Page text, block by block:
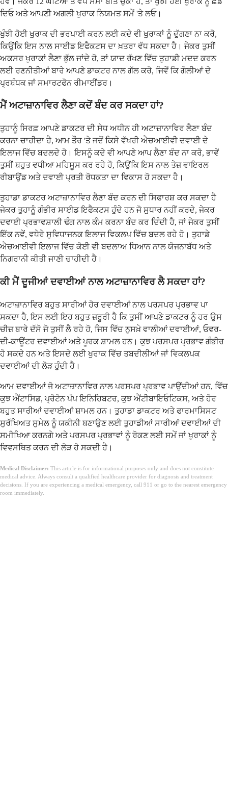
ਦਿਓ ਅਤੇ ਆਪਣੀ ਅਗਲੀ ਖੁਰਾਕ ਨਿਯਮਤ ਸਮੇਂ 'ਤੇ ਲਓ।
ਖੁੰਝੀ ਹੋਈ ਖੁਰਾਕ ਦੀ ਭਰਪਾਈ ਕਰਨ ਲਈ ਕਦੇ ਵੀ ਖੁਰਾਕਾਂ ਨੂੰ ਦੁੱਗਣਾ ਨਾ ਕਰੋ,
ਕਿਉਂਕਿ ਇਸ ਨਾਲ ਸਾਈਡ ਇਫੈਕਟਸ ਦਾ ਖ਼ਤਰਾ ਵੱਧ ਸਕਦਾ ਹੈ। ਜੇਕਰ ਤੁਸੀਂ
ਅਕਸਰ ਖੁਰਾਕਾਂ ਲੈਣਾ ਭੁੱਲ ਜਾਂਦੇ ਹੋ, ਤਾਂ ਯਾਦ ਰੱਖਣ ਵਿੱਚ ਤੁਹਾਡੀ ਮਦਦ ਕਰਨ
ਲਈ ਰਣਨੀਤੀਆਂ ਬਾਰੇ ਆਪਣੇ ਡਾਕਟਰ ਨਾਲ ਗੱਲ ਕਰੋ, ਜਿਵੇਂ ਕਿ ਗੋਲੀਆਂ ਦੇ
ਪ੍ਰਬੰਧਕ ਜਾਂ ਸਮਾਰਟਫੋਨ ਰੀਮਾਈਂਡਰ।
ਮੈਂ ਅਟਾਜ਼ਾਨਾਵਿਰ ਲੈਣਾ ਕਦੋਂ ਬੰਦ ਕਰ ਸਕਦਾ ਹਾਂ?
ਤੁਹਾਨੂੰ ਸਿਰਫ਼ ਆਪਣੇ ਡਾਕਟਰ ਦੀ ਸੇਧ ਅਧੀਨ ਹੀ ਅਟਾਜ਼ਾਨਾਵਿਰ ਲੈਣਾ ਬੰਦ
ਕਰਨਾ ਚਾਹੀਦਾ ਹੈ, ਆਮ ਤੌਰ 'ਤੇ ਜਦੋਂ ਕਿਸੇ ਵੱਖਰੀ ਐਚਆਈਵੀ ਦਵਾਈ ਦੇ
ਇਲਾਜ ਵਿੱਚ ਬਦਲਦੇ ਹੋ। ਇਸਨੂੰ ਕਦੇ ਵੀ ਆਪਣੇ ਆਪ ਲੈਣਾ ਬੰਦ ਨਾ ਕਰੋ, ਭਾਵੇਂ
ਤੁਸੀਂ ਬਹੁਤ ਵਧੀਆ ਮਹਿਸੂਸ ਕਰ ਰਹੇ ਹੋ, ਕਿਉਂਕਿ ਇਸ ਨਾਲ ਤੇਜ਼ ਵਾਇਰਲ
ਰੀਬਾਉਂਡ ਅਤੇ ਦਵਾਈ ਪ੍ਰਤੀ ਰੋਧਕਤਾ ਦਾ ਵਿਕਾਸ ਹੋ ਸਕਦਾ ਹੈ।
ਤੁਹਾਡਾ ਡਾਕਟਰ ਅਟਾਜ਼ਾਨਾਵਿਰ ਲੈਣਾ ਬੰਦ ਕਰਨ ਦੀ ਸਿਫਾਰਸ਼ ਕਰ ਸਕਦਾ ਹੈ
ਜੇਕਰ ਤੁਹਾਨੂੰ ਗੰਭੀਰ ਸਾਈਡ ਇਫੈਕਟਸ ਹੁੰਦੇ ਹਨ ਜੋ ਸੁਧਾਰ ਨਹੀਂ ਕਰਦੇ, ਜੇਕਰ
ਦਵਾਈ ਪ੍ਰਭਾਵਸ਼ਾਲੀ ਢੰਗ ਨਾਲ ਕੰਮ ਕਰਨਾ ਬੰਦ ਕਰ ਦਿੰਦੀ ਹੈ, ਜਾਂ ਜੇਕਰ ਤੁਸੀਂ
ਇੱਕ ਨਵੇਂ, ਵਧੇਰੇ ਸੁਵਿਧਾਜਨਕ ਇਲਾਜ ਵਿਕਲਪ ਵਿੱਚ ਬਦਲ ਰਹੇ ਹੋ। ਤੁਹਾਡੇ
ਐਚਆਈਵੀ ਇਲਾਜ ਵਿੱਚ ਕੋਈ ਵੀ ਬਦਲਾਅ ਧਿਆਨ ਨਾਲ ਯੋਜਨਾਬੱਧ ਅਤੇ
ਨਿਗਰਾਨੀ ਕੀਤੀ ਜਾਣੀ ਚਾਹੀਦੀ ਹੈ।
ਕੀ ਮੈਂ ਦੂਜੀਆਂ ਦਵਾਈਆਂ ਨਾਲ ਅਟਾਜ਼ਾਨਾਵਿਰ ਲੈ ਸਕਦਾ ਹਾਂ?
ਅਟਾਜ਼ਾਨਾਵਿਰ ਬਹੁਤ ਸਾਰੀਆਂ ਹੋਰ ਦਵਾਈਆਂ ਨਾਲ ਪਰਸਪਰ ਪ੍ਰਭਾਵ ਪਾ
ਸਕਦਾ ਹੈ, ਇਸ ਲਈ ਇਹ ਬਹੁਤ ਜ਼ਰੂਰੀ ਹੈ ਕਿ ਤੁਸੀਂ ਆਪਣੇ ਡਾਕਟਰ ਨੂੰ ਹਰ ਉਸ
ਚੀਜ਼ ਬਾਰੇ ਦੱਸੋ ਜੋ ਤੁਸੀਂ ਲੈ ਰਹੇ ਹੋ, ਜਿਸ ਵਿੱਚ ਨੁਸਖ਼ੇ ਵਾਲੀਆਂ ਦਵਾਈਆਂ, ਓਵਰ-
ਦੀ-ਕਾਊਂਟਰ ਦਵਾਈਆਂ ਅਤੇ ਪੂਰਕ ਸ਼ਾਮਲ ਹਨ। ਕੁਝ ਪਰਸਪਰ ਪ੍ਰਭਾਵ ਗੰਭੀਰ
ਹੋ ਸਕਦੇ ਹਨ ਅਤੇ ਇਸਦੇ ਲਈ ਖੁਰਾਕ ਵਿੱਚ ਤਬਦੀਲੀਆਂ ਜਾਂ ਵਿਕਲਪਕ
ਦਵਾਈਆਂ ਦੀ ਲੋੜ ਹੁੰਦੀ ਹੈ।
ਆਮ ਦਵਾਈਆਂ ਜੋ ਅਟਾਜ਼ਾਨਾਵਿਰ ਨਾਲ ਪਰਸਪਰ ਪ੍ਰਭਾਵ ਪਾਉਂਦੀਆਂ ਹਨ, ਵਿੱਚ
ਕੁਝ ਐਂਟਾਸਿਡ, ਪ੍ਰੋਟੋਨ ਪੰਪ ਇਨਿਹਿਬਟਰ, ਕੁਝ ਐਂਟੀਬਾਇਓਟਿਕਸ, ਅਤੇ ਹੋਰ
ਬਹੁਤ ਸਾਰੀਆਂ ਦਵਾਈਆਂ ਸ਼ਾਮਲ ਹਨ। ਤੁਹਾਡਾ ਡਾਕਟਰ ਅਤੇ ਫਾਰਮਾਸਿਸਟ
ਸੁਰੱਖਿਅਤ ਸੁਮੇਲ ਨੂੰ ਯਕੀਨੀ ਬਣਾਉਣ ਲਈ ਤੁਹਾਡੀਆਂ ਸਾਰੀਆਂ ਦਵਾਈਆਂ ਦੀ
ਸਮੀਖਿਆ ਕਰਨਗੇ ਅਤੇ ਪਰਸਪਰ ਪ੍ਰਭਾਵਾਂ ਨੂੰ ਰੋਕਣ ਲਈ ਸਮੇਂ ਜਾਂ ਖੁਰਾਕਾਂ ਨੂੰ
ਵਿਵਸਥਿਤ ਕਰਨ ਦੀ ਲੋੜ ਹੋ ਸਕਦੀ ਹੈ।
Medical Disclaimer: This article is for informational purposes only and does not constitute
medical advice. Always consult a qualified healthcare provider for diagnosis and treatment
decisions. If you are experiencing a medical emergency, call 911 or go to the nearest emergency
room immediately.